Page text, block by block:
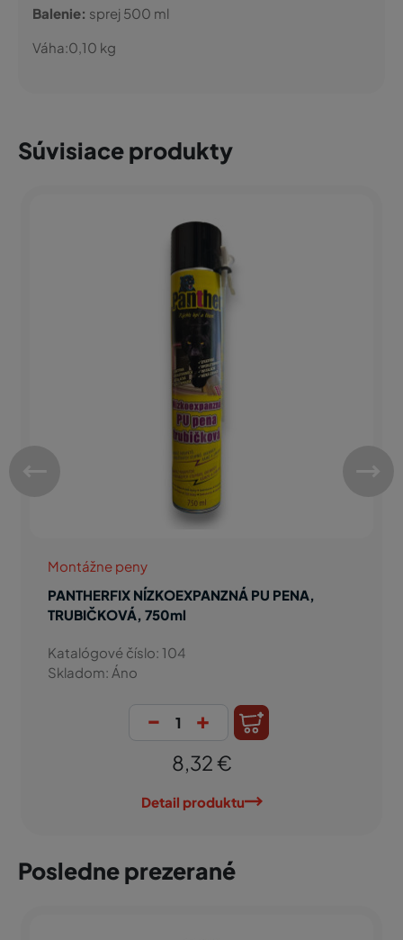
Balenie: sprej 500 ml
Váha:0,10 kg
Súvisiace produkty
Montážne peny
PANTHERFIX NÍZKOEXPANZNÁ PU PENA,
TRUBIČKOVÁ, 750ml
Katalógové číslo: 104
Skladom: Áno
- +
8,32 €
Detail produktu
Posledne prezerané